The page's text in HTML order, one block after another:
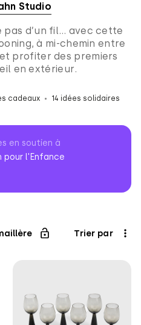
Studio
pas d’un fil… avec cette
à mi-chemin entre
profiter des premiers
en extérieur.
cadeaux 14 idées solidaires
en soutien à
pour l'Enfance
Trier par